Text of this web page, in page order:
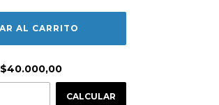
$40.000,00
CAMBIAR CP
$40.000,00
CALCULAR